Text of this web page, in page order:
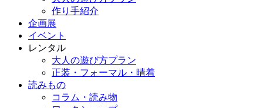
作り手紹介
企画展
イベント
レンタル
大人の遊び方プラン
正装・フォーマル・晴着
読みもの
コラム・読み物